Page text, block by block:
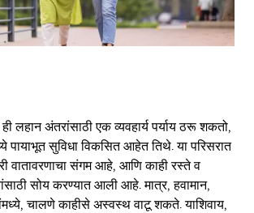
लहान अंतरांसाठी एक व्यवहार्य पर्याय ठरू शकतो,
पायाभूत सुविधा विकसित आहेत तिथे. या परिसरात
वातावरणाचा संगम आहे, आणि काही रस्ते व
सोय करण्यात आली आहे. मात्र, हवामान,
चालणे काहीसे अस्वस्थ वाटू शकते. याशिवाय,